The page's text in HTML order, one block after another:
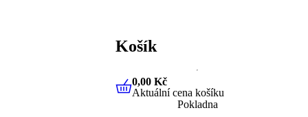
Košík
0,00 KčAktuální cena košíku
0,00 Kč
Aktuální cena košíku
Pokladna